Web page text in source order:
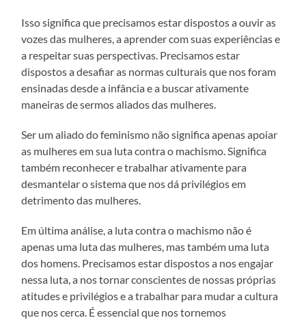
Isso significa que precisamos estar dispostos a ouvir as
vozes das mulheres, a aprender com suas experiências e
a respeitar suas perspectivas. Precisamos estar
dispostos a desafiar as normas culturais que nos foram
ensinadas desde a infância e a buscar ativamente
maneiras de sermos aliados das mulheres.
Ser um aliado do feminismo não significa apenas apoiar
as mulheres em sua luta contra o machismo. Significa
também reconhecer e trabalhar ativamente para
desmantelar o sistema que nos dá privilégios em
detrimento das mulheres.
Em última análise, a luta contra o machismo não é
apenas uma luta das mulheres, mas também uma luta
dos homens. Precisamos estar dispostos a nos engajar
nessa luta, a nos tornar conscientes de nossas próprias
atitudes e privilégios e a trabalhar para mudar a cultura
que nos cerca. É essencial que nos tornemos